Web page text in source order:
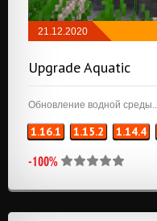
21.12.2020
РУДА И РЕСУРСЫ/РАЗНОЕ
Upgrade Aquatic
Обновление водной
1.16.1 1.15.2 1.14.4
-100%